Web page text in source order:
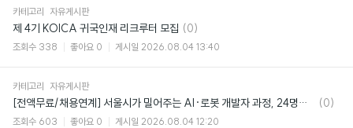
카테고리 자유게시판
제 4기 KOICA 귀국인재 리크루터 모집 댓
글
(0)
조회수 338 좋아요 0 게시일 2026.08.04 13:40
카테고리 자유게시판
[전액무료/채용연계] 서울시가 밀어주는 AI·로봇 개발자 과정, 24명만 뽑아요 🤖
댓
(0)
조회수 603 좋아요 0 게시일 2026.08.04 12:20